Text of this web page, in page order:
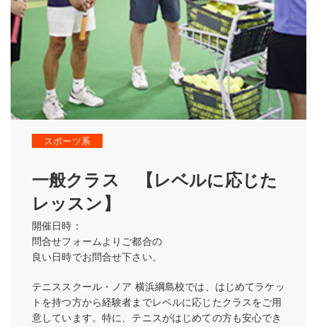
スポーツ系
一般クラス 【レベルに応じた
レッスン】
開催日時：
問合せフォームよりご都合の
良い日時でお問合せ下さい。
テニススクール・ノア 横浜綱島校では、はじめてラケッ
トを持つ方から経験者までレベルに応じたクラスをご用
意しています。特に、テニスがはじめての方も安心でき